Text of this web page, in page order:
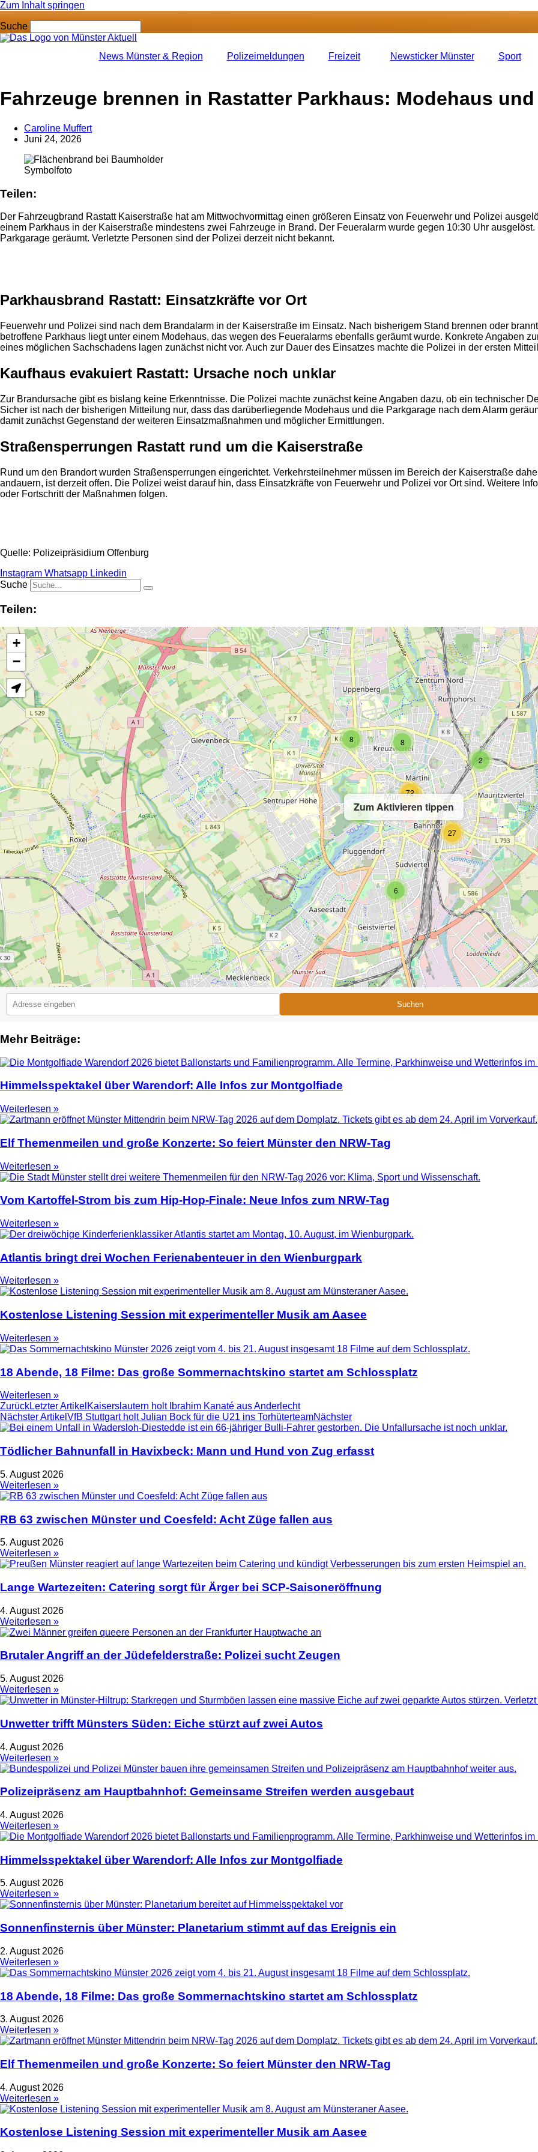
Zum Inhalt springen
Suche
News Münster & Region Polizeimeldungen Freizeit Newsticker Münster Sport
Fahrzeuge brennen in Rastatter Parkhaus: Modehaus
Caroline Muffert
Juni 24, 2026
Symbolfoto
Teilen:
Der Fahrzeugbrand Rastatt Kaiserstraße hat am Mittwochvormittag einen größeren Einsatz von Feuerwehr und Polizei
einem Parkhaus in der Kaiserstraße mindestens zwei Fahrzeuge in Brand. Der Feueralarm wurde gegen 10:30 Uhr
Parkgarage geräumt. Verletzte Personen sind der Polizei derzeit nicht bekannt.
Parkhausbrand Rastatt: Einsatzkräfte vor Ort
Feuerwehr und Polizei sind nach dem Brandalarm in der Kaiserstraße im Einsatz. Nach bisherigem Stand brennen oder
betroffene Parkhaus liegt unter einem Modehaus, das wegen des Feueralarms ebenfalls geräumt wurde. Konkrete Angaben
eines möglichen Sachschadens lagen zunächst nicht vor. Auch zur Dauer des Einsatzes machte die Polizei in der ersten
Kaufhaus evakuiert Rastatt: Ursache noch unklar
Zur Brandursache gibt es bislang keine Erkenntnisse. Die Polizei machte zunächst keine Angaben dazu, ob ein technischer
Sicher ist nach der bisherigen Mitteilung nur, dass das darüberliegende Modehaus und die Parkgarage nach dem Alarm
damit zunächst Gegenstand der weiteren Einsatzmaßnahmen und möglicher Ermittlungen.
Straßensperrungen Rastatt rund um die Kaiserstraße
Rund um den Brandort wurden Straßensperrungen eingerichtet. Verkehrsteilnehmer müssen im Bereich der Kaiserstraße
andauern, ist derzeit offen. Die Polizei weist darauf hin, dass Einsatzkräfte von Feuerwehr und Polizei vor Ort sind. Weitere
oder Fortschritt der Maßnahmen folgen.
Quelle: Polizeipräsidium Offenburg
Instagram Whatsapp Linkedin
Suche
Teilen:
Zum Aktivieren tippen
2
2
8
6
8
27
5
72
+
−
Suchen
Mehr Beiträge:
Himmelsspektakel über Warendorf: Alle Infos zur Montgolfiade
Weiterlesen »
Elf Themenmeilen und große Konzerte: So feiert Münster den NRW-Tag
Weiterlesen »
Vom Kartoffel-Strom bis zum Hip-Hop-Finale: Neue Infos zum NRW-Tag
Weiterlesen »
Atlantis bringt drei Wochen Ferienabenteuer in den Wienburgpark
Weiterlesen »
Kostenlose Listening Session mit experimenteller Musik am Aasee
Weiterlesen »
18 Abende, 18 Filme: Das große Sommernachtskino startet am Schlossplatz
Weiterlesen »
ZurückLetzter Artikel Kaiserslautern holt Ibrahim Kanaté aus Anderlecht
Nächster Artikel VfB Stuttgart holt Julian Bock für die U21 ins TorhüterteamNächster
Tödlicher Bahnunfall in Havixbeck: Mann und Hund von Zug erfasst
5. August 2026
Weiterlesen »
RB 63 zwischen Münster und Coesfeld: Acht Züge fallen aus
5. August 2026
Weiterlesen »
Lange Wartezeiten: Catering sorgt für Ärger bei SCP-Saisoneröffnung
4. August 2026
Weiterlesen »
Brutaler Angriff an der Jüdefelderstraße: Polizei sucht Zeugen
5. August 2026
Weiterlesen »
Unwetter trifft Münsters Süden: Eiche stürzt auf zwei Autos
4. August 2026
Weiterlesen »
Polizeipräsenz am Hauptbahnhof: Gemeinsame Streifen werden ausgebaut
4. August 2026
Weiterlesen »
Himmelsspektakel über Warendorf: Alle Infos zur Montgolfiade
5. August 2026
Weiterlesen »
Sonnenfinsternis über Münster: Planetarium stimmt auf das Ereignis ein
2. August 2026
Weiterlesen »
18 Abende, 18 Filme: Das große Sommernachtskino startet am Schlossplatz
3. August 2026
Weiterlesen »
Elf Themenmeilen und große Konzerte: So feiert Münster den NRW-Tag
4. August 2026
Weiterlesen »
Kostenlose Listening Session mit experimenteller Musik am Aasee